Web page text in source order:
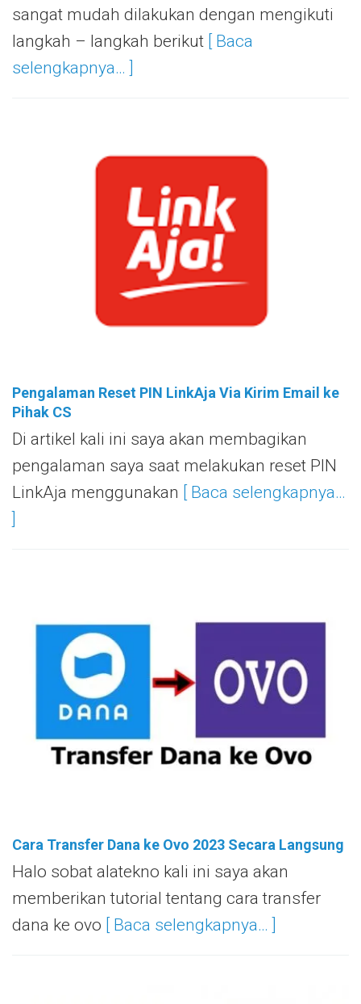
sangat mudah dilakukan dengan mengikuti
langkah – langkah berikut [ Baca
selengkapnya… ]
Pengalaman Reset PIN LinkAja Via Kirim Email ke
Pihak CS
Di artikel kali ini saya akan membagikan
pengalaman saya saat melakukan reset PIN
LinkAja menggunakan [ Baca selengkapnya…
]
Cara Transfer Dana ke Ovo 2023 Secara Langsung
Halo sobat alatekno kali ini saya akan
memberikan tutorial tentang cara transfer
dana ke ovo [ Baca selengkapnya… ]